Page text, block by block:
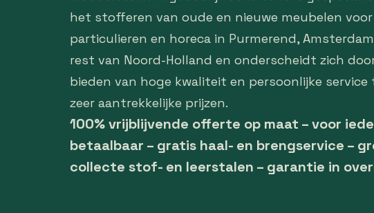
het stofferen van oude en nieuwe meubelen voor
particulieren en horeca in Purmerend,
rest van Noord-Holland en onderscheidt zich
bieden van hoge kwaliteit en persoonlijke service
zeer aantrekkelijke prijzen.
100% vrijblijvende offerte op maat – voor
betaalbaar – gratis haal- en brengservice –
collecte stof- en leerstalen – garantie in